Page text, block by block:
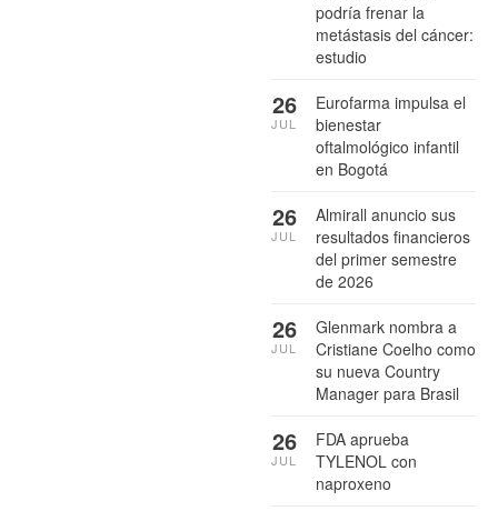
podría frenar la
metástasis del cáncer:
estudio
Eurofarma impulsa el
bienestar
oftalmológico infantil
en Bogotá
26
JUL
Almirall anuncio sus
resultados financieros
del primer semestre
de 2026
26
JUL
Glenmark nombra a
Cristiane Coelho como
su nueva Country
Manager para Brasil
26
JUL
FDA aprueba
TYLENOL con
naproxeno
26
JUL